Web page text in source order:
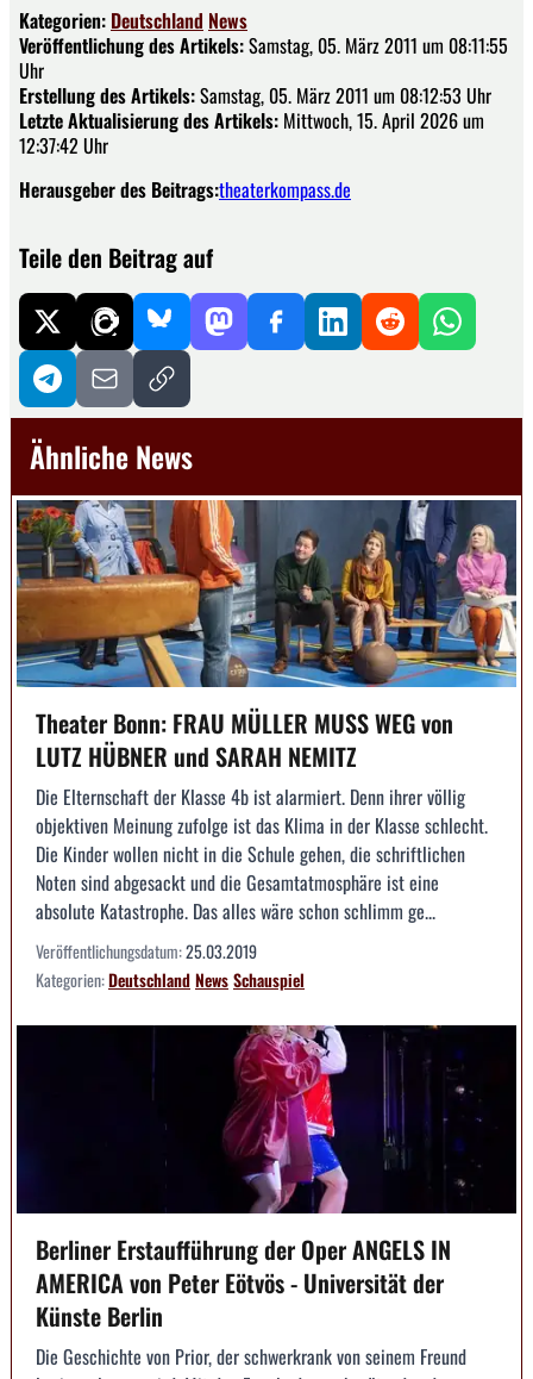
Kategorien: Deutschland News
Veröffentlichung des Artikels:Samstag, 05. März 2011 um 08:11:55
Uhr
Erstellung des Artikels:Samstag, 05. März 2011 um 08:12:53 Uhr
Letzte Aktualisierung des Artikels: Mittwoch, 15. April 2026 um
12:37:42 Uhr
Herausgeber des Beitrags:theaterkompass.de
Teile den Beitrag auf
Ähnliche News
Theater Bonn: FRAU MÜLLER MUSS WEG von
LUTZ HÜBNER und SARAH NEMITZ
Die Elternschaft der Klasse 4b ist alarmiert. Denn ihrer völlig
objektiven Meinung zufolge ist das Klima in der Klasse schlecht.
Die Kinder wollen nicht in die Schule gehen, die schriftlichen
Noten sind abgesackt und die Gesamtatmosphäre ist eine
absolute Katastrophe. Das alles wäre schon schlimm ge...
Veröffentlichungsdatum:25.03.2019
Kategorien:DeutschlandNewsSchauspiel
Berliner Erstaufführung der Oper ANGELS IN
AMERICA von Peter Eötvös - Universität der
Künste Berlin
Die Geschichte von Prior, der schwerkrank von seinem Freund